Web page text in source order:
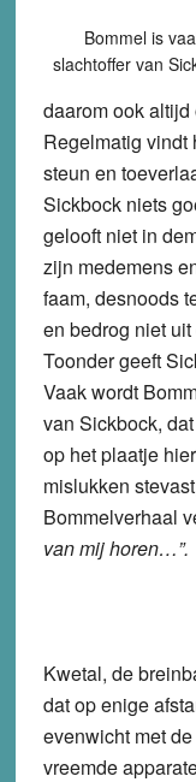
Bommel is
slachtoffer van
daarom ook
Regelmatig vindt
steun en
Sickbock niets
gelooft niet in
zijn medemens
faam, desnoods
en bedrog niet
Toonder geeft
Vaak wordt
van Sickbock,
op het plaatje
mislukken
Bommelverhaal
van mij horen…”.
Kwetal, de
dat op enige
evenwicht met
vreemde